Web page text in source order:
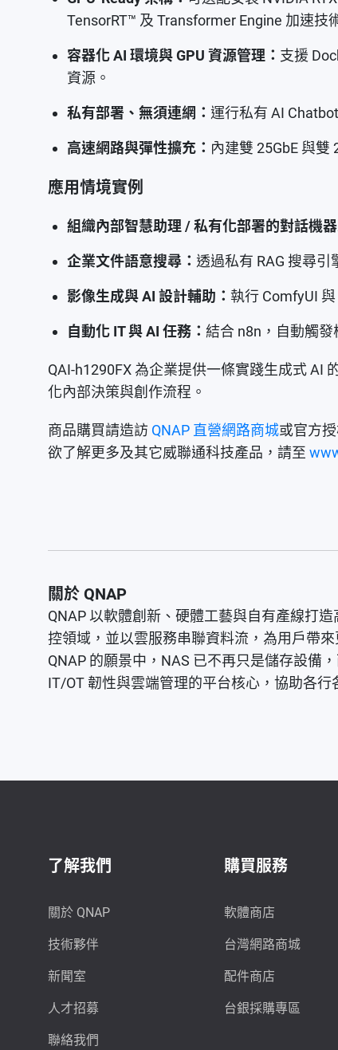
TensorRT™ 及 Transformer Engine 加速
容器化 AI 環境與 GPU 資源管理： 支援
資源。
私有部署、無須連網： 運行私有 AI
高速網路與彈性擴充： 內建雙 25GbE 與雙
應用情境實例
組織內部智慧助理 / 私有化部署的對話機器
企業文件語意搜尋： 透過私有 RAG 搜尋
影像生成與 AI 設計輔助： 執行 ComfyUI
自動化 IT 與 AI 任務： 結合 n8n，自動觸
QAI-h1290FX 為企業提供一條實踐生成式 AI
化內部決策與創作流程。
商品購買請造訪 QNAP 直營網路商城或官方
欲了解更多及其它威聯通科技產品，請至
關於 QNAP
QNAP 以軟體創新、硬體工藝與自有產線打
控領域，並以雲服務串聯資料流，為用戶帶
QNAP 的願景中，NAS 已不再只是儲存設備
IT/OT 韌性與雲端管理的平台核心，協助各
了解我們
關於 QNAP
技術夥伴
新聞室
人才招募
聯絡我們
購買服務
軟體商店
台灣網路商城
配件商店
台銀採購專區